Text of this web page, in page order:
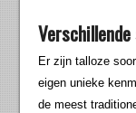
Er zijn talloze
eigen unieke
de meest